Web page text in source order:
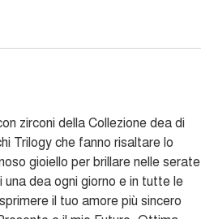
zirconi della Collezione dea di
Trilogy che fanno risaltare lo
gioiello per brillare nelle serate
dea ogni giorno e in tutte le
il tuo amore più sincero